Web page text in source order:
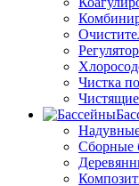
Чистка
Чистящие
Сборные